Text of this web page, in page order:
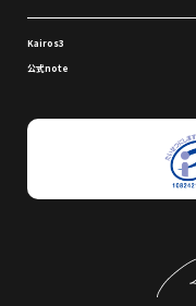
Kairos3
公式note